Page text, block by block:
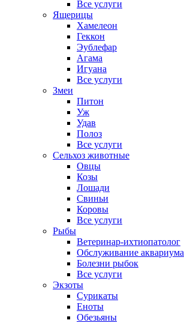
Все услуги
Ящерицы
Хамелеон
Геккон
Эублефар
Агама
Игуана
Все услуги
Змеи
Питон
Уж
Удав
Полоз
Все услуги
Сельхоз животные
Овцы
Козы
Лошади
Свиньи
Коровы
Все услуги
Рыбы
Ветеринар-ихтиопатолог
Обслуживание аквариума
Болезни рыбок
Все услуги
Экзоты
Сурикаты
Еноты
Обезьяны